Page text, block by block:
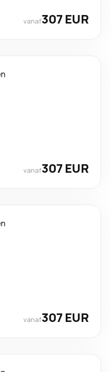
vanaf307 EUR
vanaf307 EUR
vanaf307 EUR